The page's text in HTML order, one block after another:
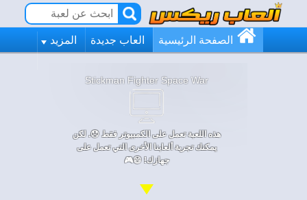
الصفحة الرئيسية العاب جديدة المزيد
Stickman Fighter Space War
هذه اللعبة تعمل على الكمبيوتر فقط 😞. لكن
يمكنك تجربة ألعابنا الأخرى التي تعمل على
جهازك! 😄🎮